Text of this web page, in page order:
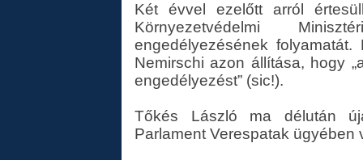
Két évvel ezelőtt arról
Környezetvédelmi
engedélyezésének
Nemirschi azon állítása, hogy
engedélyezést” (sic!).
Tőkés László ma délután
Parlament Verespatak ügyében